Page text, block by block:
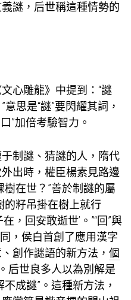
謎，后世稱這種情勢的
心雕龍》中提到：“謎
思是“謎”要閃耀其詞，
”加倍考驗智力。
制謎、猜謎的人，隋代
出時，權臣楊素見路邊
在世？”善於制謎的屬
的籽吊掛在樹上就行
，回安敢逝世’。”“回”與
同，侯白首創了應用漢字
創作謎語的新方法， 個
后世良多人以為別解是
成謎”。這種新方法，